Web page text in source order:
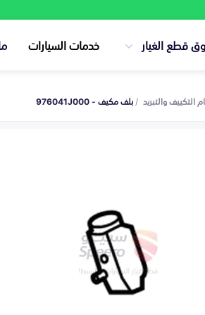
قطع الغيار خدمات السيارات
التكييف والتبريد بلف مكيف - 976041J000